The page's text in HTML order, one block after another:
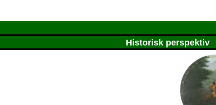
Historisk perspektiv